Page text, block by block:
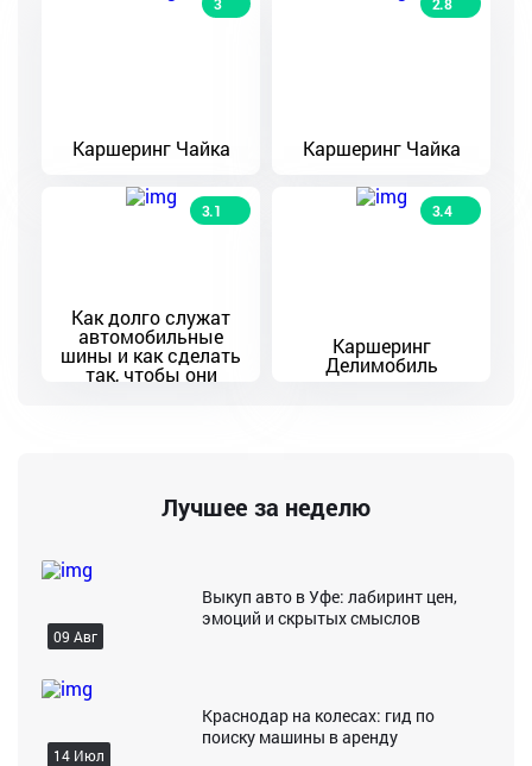
Каршеринг Чайка Каршеринг Чайка
3.1
Как долго служат
автомобильные
шины и как сделать
так, чтобы они
3.4
Каршеринг
Делимобиль
Лучшее за неделю
09 Авг
Выкуп авто в Уфе: лабиринт цен,
эмоций и скрытых смыслов
14 Июл
Краснодар на колесах: гид по
поиску машины в аренду